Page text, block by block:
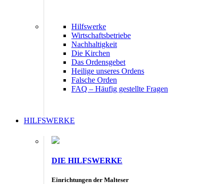
Hilfswerke
Wirtschaftsbetriebe
Nachhaltigkeit
Die Kirchen
Das Ordensgebet
Heilige unseres Ordens
Falsche Orden
FAQ – Häufig gestellte Fragen
HILFSWERKE
DIE HILFSWERKE
Einrichtungen der Malteser